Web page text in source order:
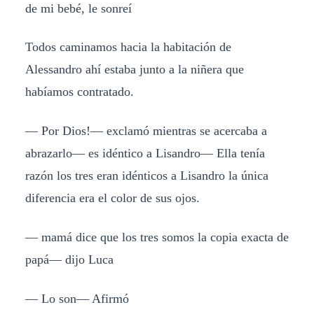
de mi bebé, le sonreí
Todos caminamos hacia la habitación de
Alessandro ahí estaba junto a la niñera que
habíamos contratado.
— Por Dios!— exclamó mientras se acercaba a
abrazarlo— es idéntico a Lisandro— Ella tenía
razón los tres eran idénticos a Lisandro la única
diferencia era el color de sus ojos.
— mamá dice que los tres somos la copia exacta de
papá— dijo Luca
— Lo son— Afirmó